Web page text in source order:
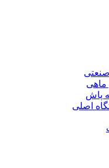
پاش
اصلی